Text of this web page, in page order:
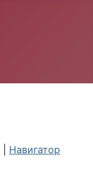
Навигатор